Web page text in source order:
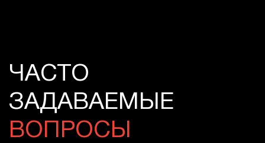
ЧАСТО
ЗАДАВАЕМЫЕ
ВОПРОСЫ